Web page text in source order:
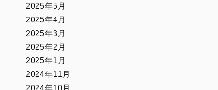
2025年5月
2025年4月
2025年3月
2025年2月
2025年1月
2024年11月
2024年10月